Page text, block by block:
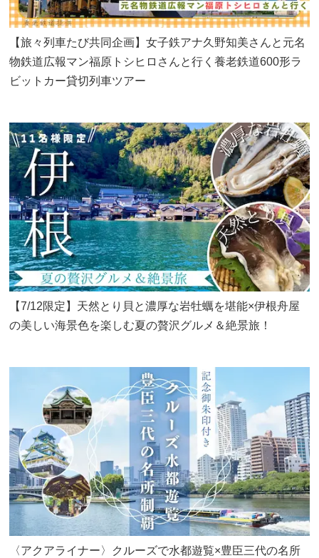
【旅々列車たび共同企画】女子鉄アナ久野知美さんと元名
物鉄道広報マン福原トシヒロさんと行く養老鉄道600形ラ
ビットカー貸切列車ツアー
【7/12限定】天然とり貝と濃厚な岩牡蠣を堪能×伊根舟屋
の美しい海景色を楽しむ夏の贅沢グルメ＆絶景旅！
〈アクアライナー〉クルーズで水都遊覧×豊臣三代の名所